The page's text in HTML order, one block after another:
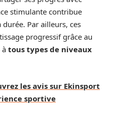
stimulante contribue
Par ailleurs, ces
progressif grâce au
à tous types de niveaux
les avis sur Ekinsport
sportive